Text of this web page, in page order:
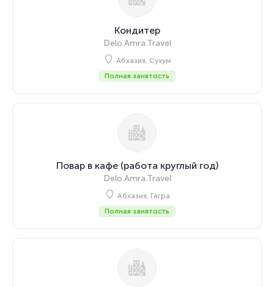
Кондитер
Delo.Amra.Travel
Абхазия, Сухум
Полная занятость
Повар в кафе (работа круглый год)
Delo.Amra.Travel
Абхазия, Гагра
Полная занятость